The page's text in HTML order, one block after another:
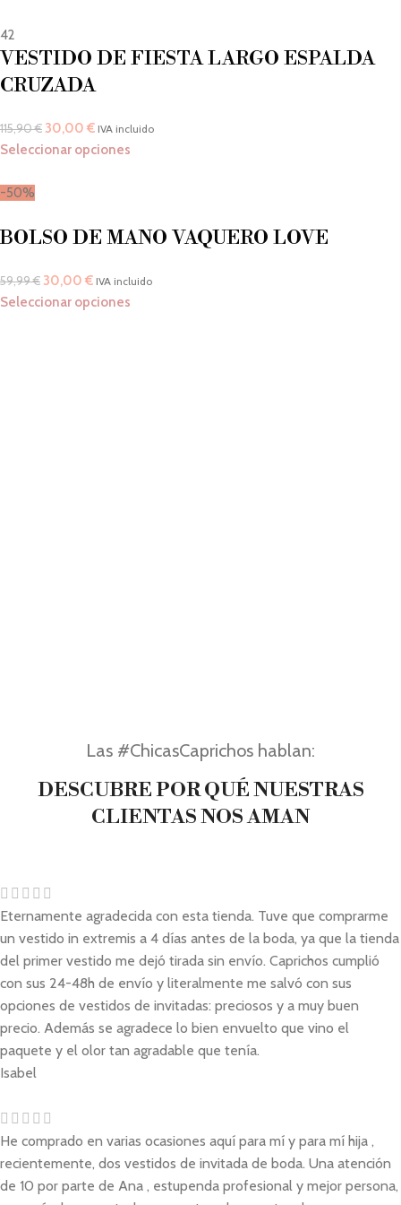
42
VESTIDO DE FIESTA LARGO ESPALDA
CRUZADA
115,90€ 30,00 € IVA incluido
Seleccionar opciones
-50%
BOLSO DE MANO VAQUERO LOVE
59,99€ 30,00 € IVA incluido
Seleccionar opciones
Las #ChicasCaprichos hablan:
DESCUBRE POR QUÉ NUESTRAS
CLIENTAS NOS AMAN
Eternamente agradecida con esta tienda. Tuve que comprarme
un vestido in extremis a 4 días antes de la boda, ya que la tienda
del primer vestido me dejó tirada sin envío. Caprichos cumplió
con sus 24-48h de envío y literalmente me salvó con sus
opciones de vestidos de invitadas: preciosos y a muy buen
precio. Además se agradece lo bien envuelto que vino el
paquete y el olor tan agradable que tenía.
Isabel
He comprado en varias ocasiones aquí para mí y para mí hija ,
recientemente, dos vestidos de invitada de boda. Una atención
de 10 por parte de Ana , estupenda profesional y mejor persona,